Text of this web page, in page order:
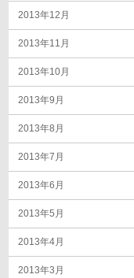
2013年12月
2013年11月
2013年10月
2013年9月
2013年8月
2013年7月
2013年6月
2013年5月
2013年4月
2013年3月